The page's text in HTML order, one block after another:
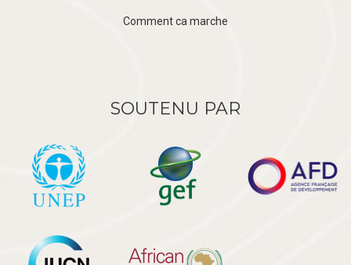
Comment ca marche
SOUTENU PAR